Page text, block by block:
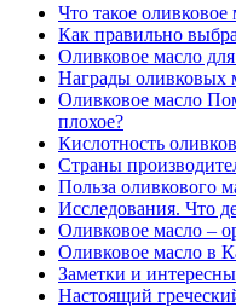
Что такое
Как правильно
Оливковое масло
Награды оливковых
Оливковое масло
плохое?
Кислотность
Страны
Польза оливкового
Исследования. Что
Оливковое масло –
Оливковое масло в
Заметки и
Настоящий